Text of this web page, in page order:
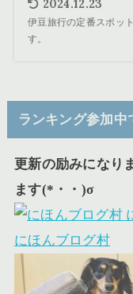
2024.12.23
伊豆旅行の定番スポッ
す。
ランキング参加中
更新の励みになり
ます(*・・)σ
にほんブログ村